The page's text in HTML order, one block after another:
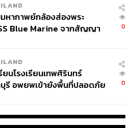
หากาพย์กล้องส่องพระ
Blue Marine จากสัญญา
นี้-แอบระบุแบรนด์
0
ยนโรงเรียนเทพศิรินทร์
รี อพยพเข้ายังพื้นที่ปลอดภัย
0